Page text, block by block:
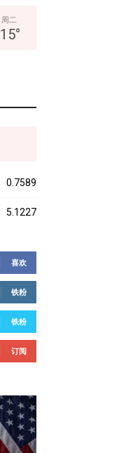
周二
15°
0.7589
5.1227
喜欢
铁粉
铁粉
订阅